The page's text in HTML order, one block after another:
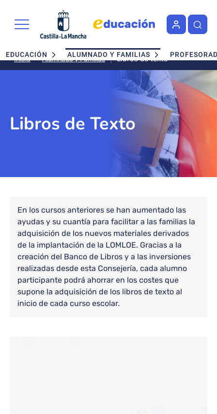
Navegación principal
EDUCACIÓN ALUMNADO Y FAMILIAS
Inicio Alumnado y Familias Libros de texto
Libros de Texto
Bloque de contenido
En los cursos anteriores se han aumentado las
ayudas y su cuantía para facilitar a las familias la
adquisición de los nuevos materiales derivados
de la implantación de la LOMLOE. Gracias a la
creación del Banco de Libros y a las inversiones
realizadas desde esta Consejería, cada alumno
participante podrá ahorrar en los costes que
supone la adquisición de los libros de texto al
inicio de cada curso escolar.